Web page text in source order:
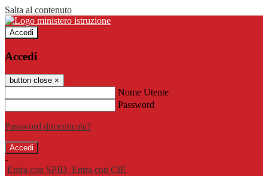
Salta al contenuto
Accedi
Accedi
button close ×
Nome Utente
Password
Password dimenticata?
-
Entra con SPID Entra con CIE